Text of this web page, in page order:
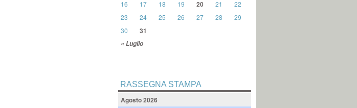
« Luglio
16
17 18 19 20 21
22
23
24 25 26 27 28
29
30
31
RASSEGNA STAMPA
Agosto 2026